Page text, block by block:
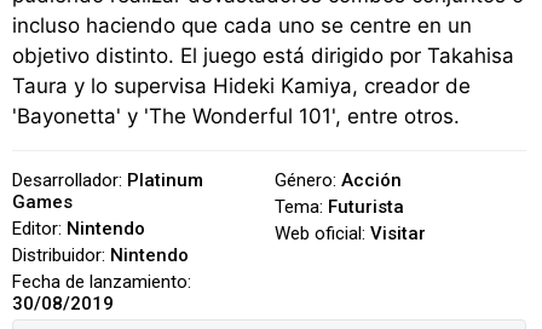
incluso haciendo que cada uno se centre en un
objetivo distinto. El juego está dirigido por Takahisa
Taura y lo supervisa Hideki Kamiya, creador de
'Bayonetta' y 'The Wonderful 101', entre otros.
Desarrollador: Platinum
Games
Editor: Nintendo
Distribuidor: Nintendo
Fecha de lanzamiento:
30/08/2019
Género: Acción
Tema: Futurista
Web oficial: Visitar